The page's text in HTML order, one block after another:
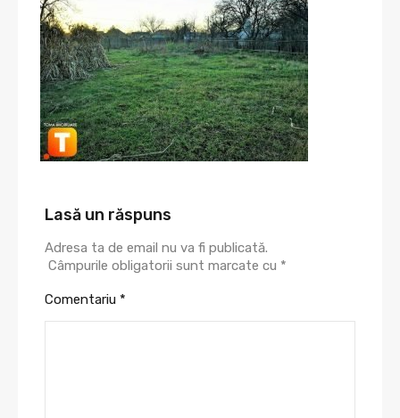
Lasă un răspuns
Adresa ta de email nu va fi publicată.
Câmpurile obligatorii sunt marcate cu *
Comentariu *